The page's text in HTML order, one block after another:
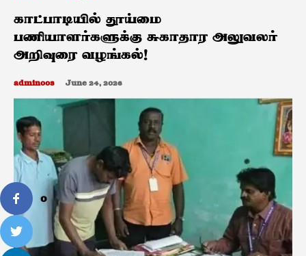
0
காட்பாடியில் தூய்மை
பணியாளர்களுக்கு சுகாதார அலுவலர்
அறிவுரை வழங்கல்!
admin003 June 24, 2026